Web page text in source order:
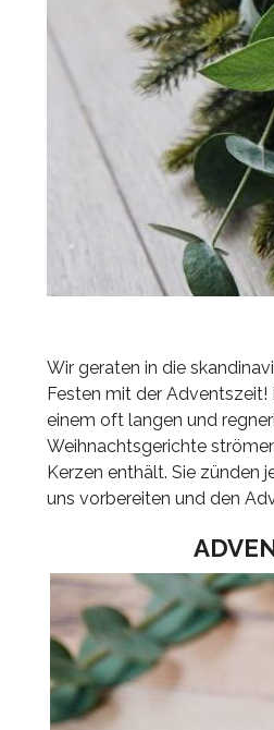
Wir geraten in die
Festen mit der Adventszeit!
einem oft langen und
Weihnachtsgerichte
Kerzen enthält. Sie zünden
uns vorbereiten und den